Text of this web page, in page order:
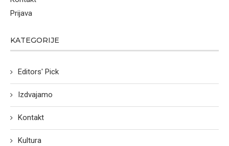
Prijava
KATEGORIJE
Editors' Pick
Izdvajamo
Kontakt
Kultura